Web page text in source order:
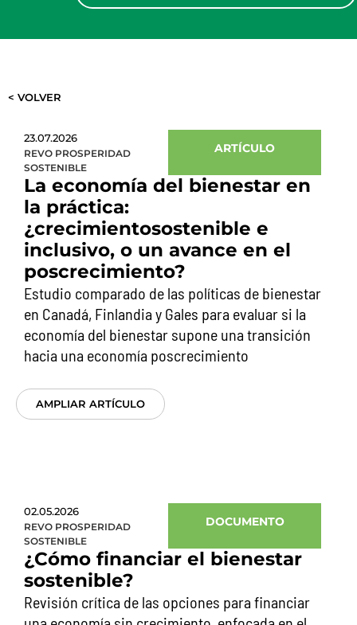
< VOLVER
23.07.2026
REVO PROSPERIDAD
SOSTENIBLE
ARTÍCULO
La economía del bienestar en
la práctica:
¿crecimientosostenible e
inclusivo, o un avance en el
poscrecimiento?
Estudio comparado de las políticas de bienestar
en Canadá, Finlandia y Gales para evaluar si la
economía del bienestar supone una transición
hacia una economía poscrecimiento
AMPLIAR ARTÍCULO
02.05.2026
REVO PROSPERIDAD
SOSTENIBLE
DOCUMENTO
¿Cómo financiar el bienestar
sostenible?
Revisión crítica de las opciones para financiar